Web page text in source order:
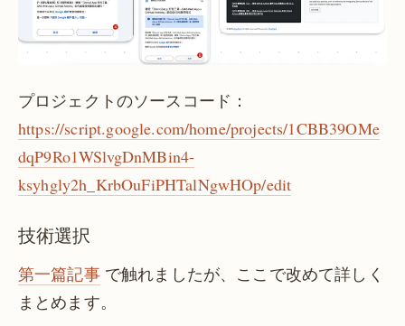
プロジェクトのソースコード：
https://script.google.com/home/projects/1CBB39OMe
dqP9Ro1WSlvgDnMBin4-
ksyhgly2h_KrbOuFiPHTalNgwHOp/edit
技術選択
第一篇記事で触れましたが、ここで改めて詳しく
まとめます。